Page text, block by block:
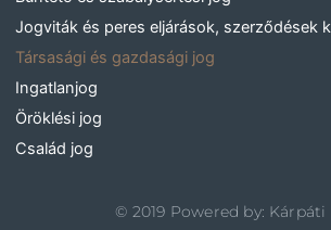
o
k
-
f
r
a
m
Jogviták és peres eljárások, szerződések
Társasági és gazdasági jog
Ingatlanjog
Öröklési jog
Család jog
© 2019 Powered by: Kárpáti